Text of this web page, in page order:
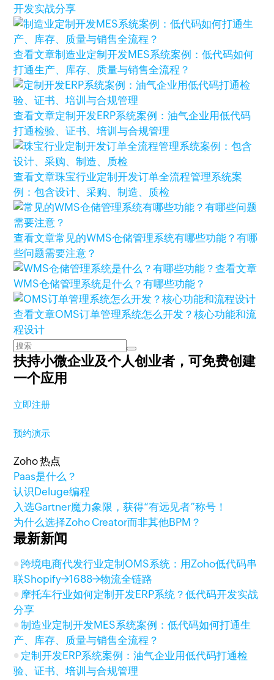
开发实战分享
查看文章制造业定制开发MES系统案例：低代码如何
打通生产、库存、质量与销售全流程？
查看文章定制开发ERP系统案例：油气企业用低代码
打通检验、证书、培训与合规管理
查看文章珠宝行业定制开发订单全流程管理系统案
例：包含设计、采购、制造、质检
查看文章常见的WMS仓储管理系统有哪些功能？有哪
些问题需要注意？
查看文章
WMS仓储管理系统是什么？有哪些功能？
查看文章OMS订单管理系统怎么开发？核心功能和流
程设计
扶持小微企业及个人创业者，可免费创建
一个应用
立即注册
预约演示
Zoho 热点
Paas是什么？
认识Deluge编程
入选Gartner魔力象限，获得“有远见者”称号！
为什么选择Zoho Creator而非其他BPM？
最新新闻
跨境电商代发行业定制OMS系统：用Zoho低代码串
联Shopify→1688→物流全链路
摩托车行业如何定制开发ERP系统？低代码开发实战
分享
制造业定制开发MES系统案例：低代码如何打通生
产、库存、质量与销售全流程？
定制开发ERP系统案例：油气企业用低代码打通检
验、证书、培训与合规管理